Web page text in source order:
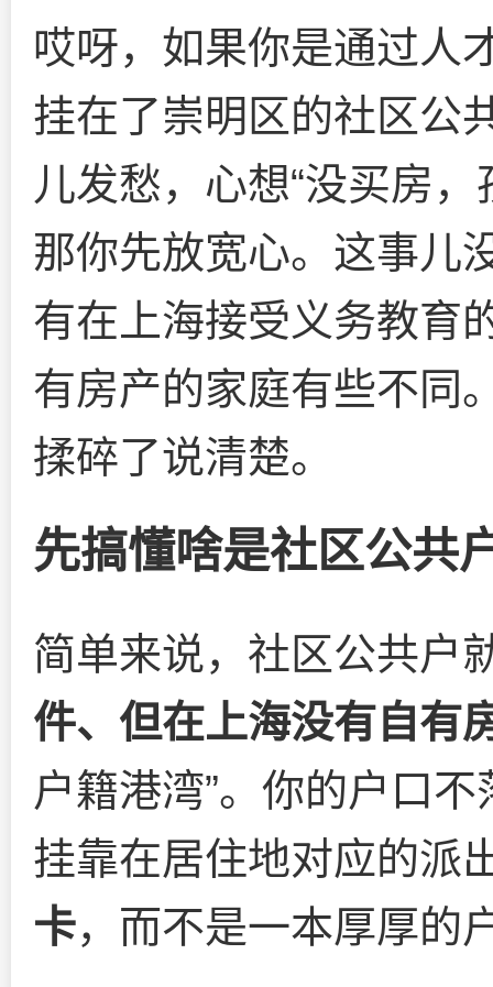
哎呀，如果你是通过人
挂在了崇明区的社区公
儿发愁，心想“没买房
那你先放宽心。这事儿
有在上海接受义务教育
有房产的家庭有些不同
揉碎了说清楚。
先搞懂啥是社区公共
简单来说，社区公共户
件、但在上海没有自有
户籍港湾”。你的户口
挂靠在居住地对应的派
卡，而不是一本厚厚的